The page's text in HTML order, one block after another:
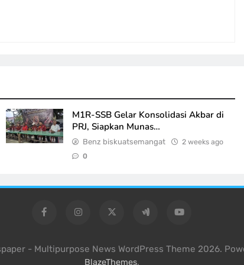
M1R-SSB Gelar Konsolidasi Akbar di
PRJ, Siapkan Munas…
Benz biskuatsemangat 2 weeks ago
0
- Multipurpose News WordPress Theme 2026.
BlazeThemes.